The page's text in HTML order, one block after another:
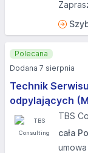
Technik
odpylających
TBS
cała
Polecana
Dodana 7 sierpnia